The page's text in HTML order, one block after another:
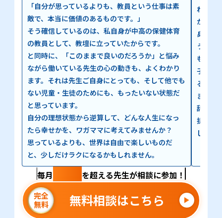
「自分が思っているよりも、教員という仕事は素
敵で、本当に価値のあるものです。」
そう確信しているのは、私自身が中高の保健体育
の教員として、教壇に立っていたからです。
と同時に、「このままで良いのだろうか」と悩み
ながら働いている先生の心の動きも、よくわかり
ます。それは先生ご自身にとっても、そして他でも
ない児童・生徒のためにも、もったいない状態だ
と思っています。
自分の理想状態から逆算して、どんな人生になっ
たら幸せかを、ワガママに考えてみませんか？
思っているよりも、世界は自由で楽しいものだ
と、少しだけラクになるかもしれません。
れが、
かつて
身も、
う選択
も、迷
子ども
る先生
ます。
辞める
択に向
してい
毎月 を超える先生が相談に参加！
完全
無料
無料相談はこちら